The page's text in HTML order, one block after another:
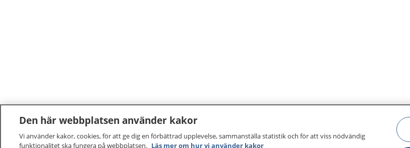
Den här webbplatsen använder kakor
Vi använder kakor, cookies, för att ge dig en förbättrad upplevelse, sammanställa statistik och för att viss nödvändig
funktionalitet ska fungera på webbplatsen. Läs mer om hur vi använder kakor